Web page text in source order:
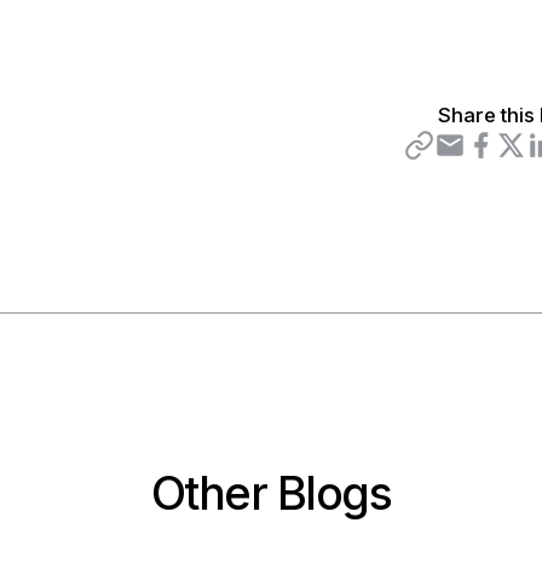
Share this
Other Blogs